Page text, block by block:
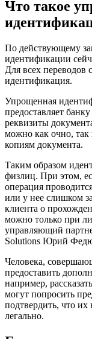
Что такое
По действующему
идентификации
Для всех переводов
идентификация.
Упрощенная
предоставляет
реквизиты
можно как очно,
копиям документа.
Таким образом
физлиц. При этом,
операция
или у нее слишком
клиента о
можно только при
управляющий
Solutions Юрий
Человека,
предоставить
например,
могут попросить
подтвердить, что
легально.